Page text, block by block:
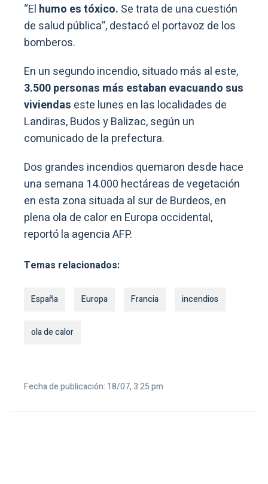
“El humo es tóxico. Se trata de una cuestión
de salud pública”, destacó el portavoz de los
bomberos.
En un segundo incendio, situado más al este,
3.500 personas más estaban evacuando sus
viviendas este lunes en las localidades de
Landiras, Budos y Balizac, según un
comunicado de la prefectura.
Dos grandes incendios quemaron desde hace
una semana 14.000 hectáreas de vegetación
en esta zona situada al sur de Burdeos, en
plena ola de calor en Europa occidental,
reportó la agencia AFP.
Temas relacionados:
España Europa Francia incendios
ola de calor
Fecha de publicación: 18/07, 3:25 pm